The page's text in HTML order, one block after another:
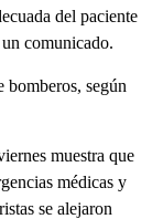
del paciente
comunicado.
bomberos, según
muestra que
médicas y
se alejaron